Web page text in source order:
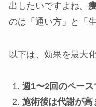
出したいですよね。
のは「通い方」と「
以下は、効果を最大
週1〜2回のペース
施術後は代謝が高